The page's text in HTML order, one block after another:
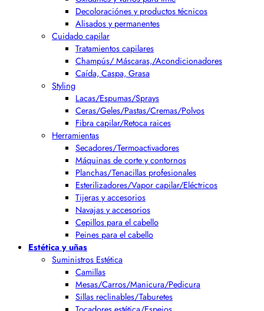
Decoloraciónes y productos técnicos
Alisados y permanentes
Cuidado capilar
Tratamientos capilares
Champús/ Máscaras,/Acondicionadores
Caída, Caspa, Grasa
Styling
Lacas/Espumas/Sprays
Ceras/Geles/Pastas/Cremas/Polvos
Fibra capilar/Retoca raices
Herramientas
Secadores/Termoactivadores
Máquinas de corte y contornos
Planchas/Tenacillas profesionales
Esterilizadores/Vapor capilar/Eléctricos
Tijeras y accesorios
Navajas y accesorios
Cepillos para el cabello
Peines para el cabello
Estética y uñas
Suministros Estética
Camillas
Mesas/Carros/Manicura/Pedicura
Sillas reclinables/Taburetes